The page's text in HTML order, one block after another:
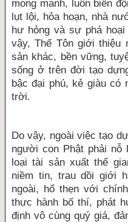
mong manh, luôn biến
lụt lội, hỏa hoạn, nhà
hư hỏng và sự phá
vậy, Thế Tôn giới thiệu
sản khác, bền vững,
sống ở trên đời tạo
bậc đại phú, kẻ giàu có
trời.
Do vậy, ngoài việc tạo
người con Phật phải
loại tài sản xuất thế
niềm tin, trau dồi giới
ngoài, hổ thẹn với
thực hành bố thí, phát
định vô cùng quý giá,